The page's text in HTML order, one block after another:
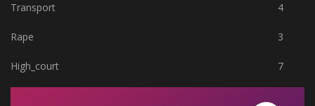
Transport 4
Rape 3
High_court 7